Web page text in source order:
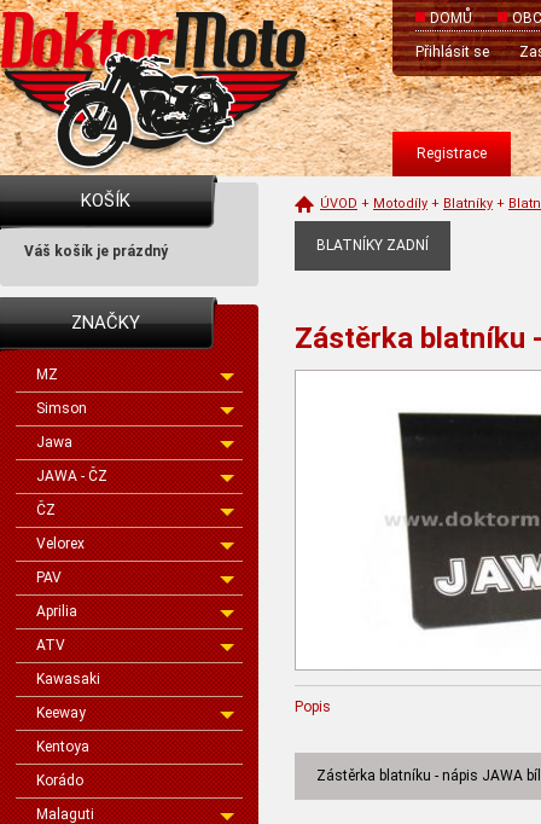
DOMŮ
Přihlásit se
Registrace
KOŠÍK
Váš košík je prázdný
ZNAČKY
MZ
Simson
Jawa
JAWA - ČZ
ČZ
Velorex
PAV
Aprilia
ATV
Kawasaki
Keeway
Kentoya
Korádo
Malaguti
ÚVOD + Motodíly + Blatníky +
BLATNÍKY ZADNÍ
Zástěrka blatníku
Popis
Zástěrka blatníku - nápis JAWA